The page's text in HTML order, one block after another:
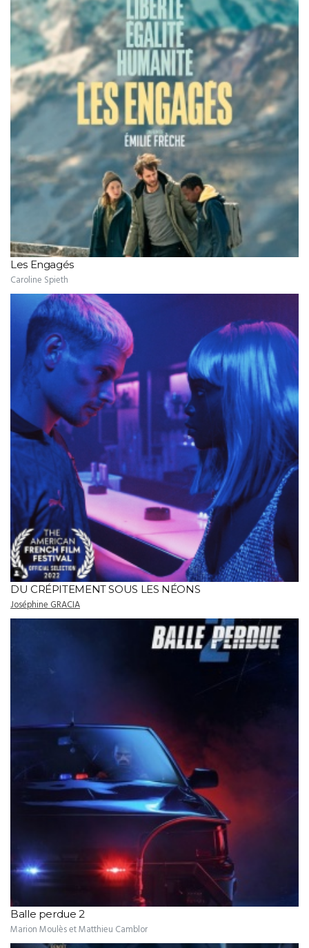
Les Engagés
Caroline Spieth
DU CRÉPITEMENT SOUS LES NÉONS
Joséphine GRACIA
Balle perdue 2
Marion Moulès et Matthieu Camblor